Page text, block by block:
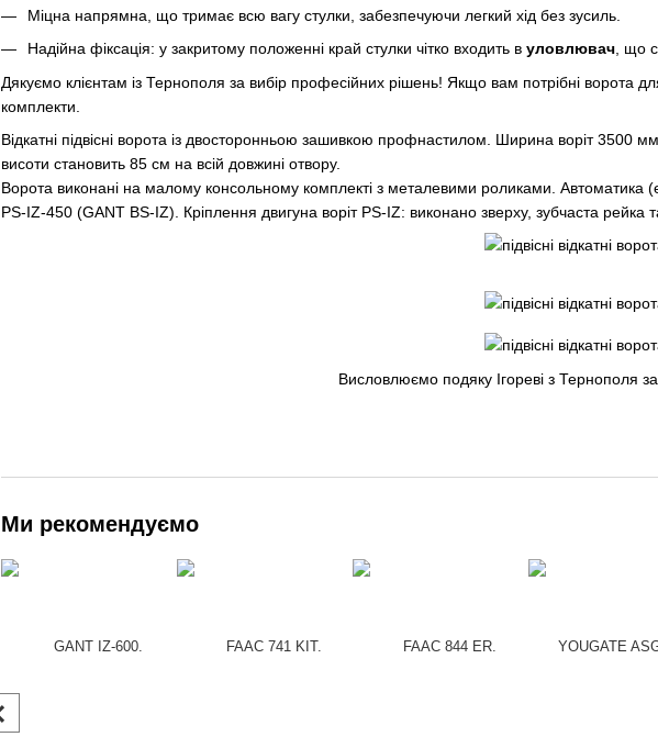
Міцна напрямна, що тримає всю вагу стулки, забезпечуючи легкий хід без зусиль.
Надійна фіксація: у закритому положенні край стулки чітко входить в уловлювач , що
Дякуємо клієнтам із Тернополя за вибір професійних рішень! Якщо вам потрібні ворота
комплекти.
Відкатні підвісні ворота із двосторонньою зашивкою профнастилом. Ширина воріт 3500
висоти становить 85 см на всій довжині отвору.
Ворота виконані на малому консольному комплекті з металевими роликами. Автоматика
PS-IZ-450 (GANT BS-IZ). Кріплення двигуна воріт PS-IZ: виконано зверху, зубчаста рейка
Висловлюємо подяку Ігореві з Тернополя
Ми рекомендуємо